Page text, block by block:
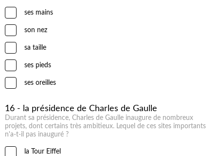
ses mains
son nez
sa taille
ses pieds
ses oreilles
16 - la présidence de Charles de Gaulle
Durant sa présidence, Charles de Gaulle inaugure de nombreux
projets, dont certains très ambitieux. Lequel de ces sites importants
n'a-t-il pas inauguré ?
la Tour Eiffel